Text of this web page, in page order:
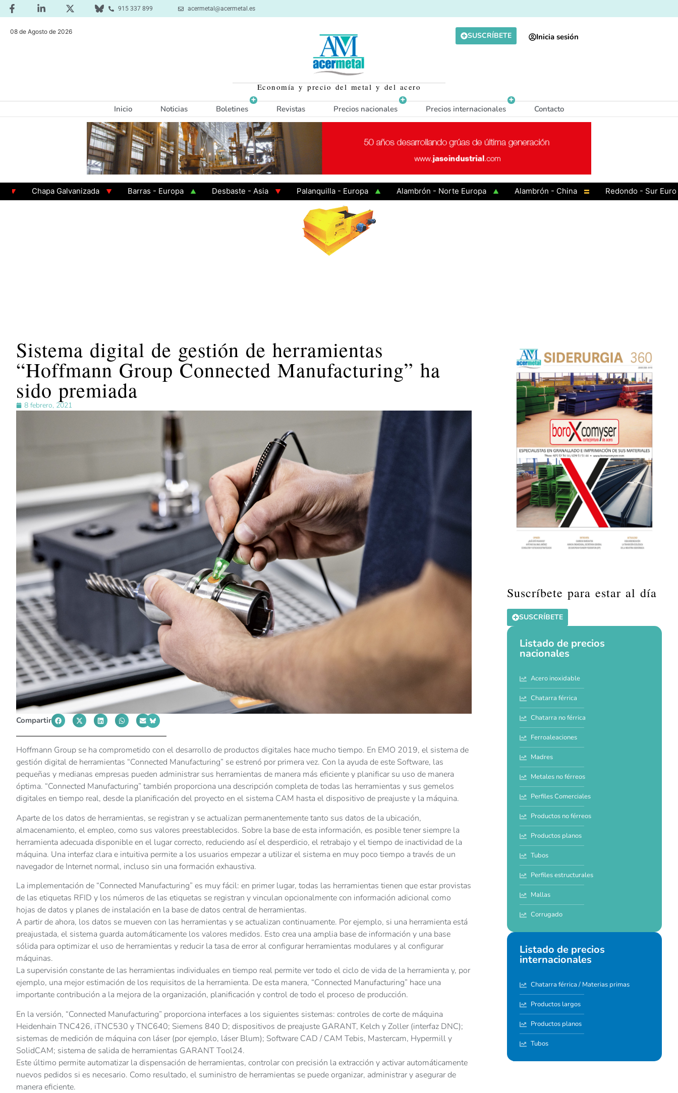
915 337 899 acermetal@acermetal.es
08 de Agosto de 2026
Economía y precio del metal y del acero
SUSCRÍBETE Inicia sesión
Inicio Noticias Boletines Revistas Precios nacionales Precios internacionales Contacto
Chapa Galvanizada Barras - Europa Desbaste - Asia Palanquilla - Europa Alambrón - Norte Europa Alambrón - China
Redondo - Sur Europa
Sistema digital de gestión de herramientas
“Hoffmann Group Connected Manufacturing” ha
sido premiada
8 febrero, 2021
Compartir
Hoffmann Group se ha comprometido con el desarrollo de productos digitales hace mucho tiempo. En EMO 2019, el sistema de
gestión digital de herramientas “Connected Manufacturing” se estrenó por primera vez. Con la ayuda de este Software, las
pequeñas y medianas empresas pueden administrar sus herramientas de manera más eficiente y planificar su uso de manera
óptima. “Connected Manufacturing” también proporciona una descripción completa de todas las herramientas y sus gemelos
digitales en tiempo real, desde la planificación del proyecto en el sistema CAM hasta el dispositivo de preajuste y la máquina.
Aparte de los datos de herramientas, se registran y se actualizan permanentemente tanto sus datos de la ubicación,
almacenamiento, el empleo, como sus valores preestablecidos. Sobre la base de esta información, es posible tener siempre la
herramienta adecuada disponible en el lugar correcto, reduciendo así el desperdicio, el retrabajo y el tiempo de inactividad de la
máquina. Una interfaz clara e intuitiva permite a los usuarios empezar a utilizar el sistema en muy poco tiempo a través de un
navegador de Internet normal, incluso sin una formación exhaustiva.
La implementación de “Connected Manufacturing” es muy fácil: en primer lugar, todas las herramientas tienen que estar provistas
de las etiquetas RFID y los números de las etiquetas se registran y vinculan opcionalmente con información adicional como
hojas de datos y planes de instalación en la base de datos central de herramientas.
A partir de ahora, los datos se mueven con las herramientas y se actualizan continuamente. Por ejemplo, si una herramienta está
preajustada, el sistema guarda automáticamente los valores medidos. Esto crea una amplia base de información y una base
sólida para optimizar el uso de herramientas y reducir la tasa de error al configurar herramientas modulares y al configurar
máquinas.
La supervisión constante de las herramientas individuales en tiempo real permite ver todo el ciclo de vida de la herramienta y, por
ejemplo, una mejor estimación de los requisitos de la herramienta. De esta manera, “Connected Manufacturing” hace una
importante contribución a la mejora de la organización, planificación y control de todo el proceso de producción.
En la versión, “Connected Manufacturing” proporciona interfaces a los siguientes sistemas: controles de corte de máquina
Heidenhain TNC426, iTNC530 y TNC640; Siemens 840 D; dispositivos de preajuste GARANT, Kelch y Zoller (interfaz DNC);
sistemas de medición de máquina con láser (por ejemplo, láser Blum); Software CAD / CAM Tebis, Mastercam, Hypermill y
SolidCAM; sistema de salida de herramientas GARANT Tool24.
Este último permite automatizar la dispensación de herramientas, controlar con precisión la extracción y activar automáticamente
nuevos pedidos si es necesario. Como resultado, el suministro de herramientas se puede organizar, administrar y asegurar de
manera eficiente.
Suscríbete para estar al día
SUSCRÍBETE
Listado de precios
nacionales
Acero inoxidable
Chatarra férrica
Chatarra no férrica
Ferroaleaciones
Madres
Metales no férreos
Perfiles Comerciales
Productos no férreos
Productos planos
Tubos
Perfiles estructurales
Mallas
Corrugado
Listado de precios
internacionales
Chatarra férrica / Materias primas
Productos largos
Productos planos
Tubos